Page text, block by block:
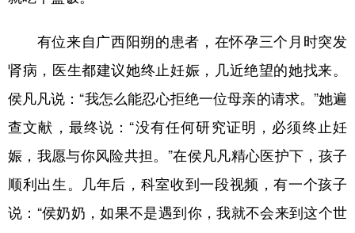
有位来自广西阳朔的患者，在怀孕三个月时突发
肾病，医生都建议她终止妊娠，几近绝望的她找来。
侯凡凡说：“我怎么能忍心拒绝一位母亲的请求。”她遍
查文献，最终说：“没有任何研究证明，必须终止妊
娠，我愿与你风险共担。”在侯凡凡精心医护下，孩子
顺利出生。几年后，科室收到一段视频，有一个孩子
说：“侯奶奶，如果不是遇到你，我就不会来到这个世